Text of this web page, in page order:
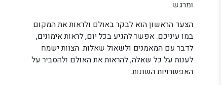
ומרגש.
הצעד הראשון הוא לבקר באולם ולראות את המקום
במו עיניכם. אפשר להגיע בכל יום, לראות אימונים,
לדבר עם המאמנים ולשאול שאלות. הצוות ישמח
לענות על כל שאלה, להראות את האולם ולהסביר על
האפשרויות השונות.